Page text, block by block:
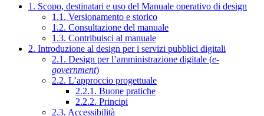
1. Scopo, destinatari e uso del Manuale operativo di design
1.1. Versionamento e storico
1.2. Consultazione del manuale
1.3. Contribuisci al manuale
2. Introduzione al design per i servizi pubblici digitali
2.1. Design per l’amministrazione digitale (e-
government)
2.2. L’approccio progettuale
2.2.1. Buone pratiche
2.2.2. Principi
2.3. Accessibilità